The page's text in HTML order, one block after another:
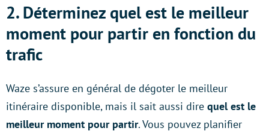
2. Déterminez quel est le meilleur
moment pour partir en fonction du
trafic
Waze s’assure en général de dégoter le meilleur
itinéraire disponible, mais il sait aussi dire quel est le
meilleur moment pour partir. Vous pouvez planifier